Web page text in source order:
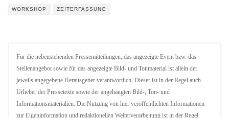
WORKSHOP ZEITERFASSUNG
Für die nebenstehenden Pressemitteilungen, das angezeigte Event bzw. das
Stellenangebot sowie für das angezeigte Bild- und Tonmaterial ist allein der
jeweils angegebene Herausgeber verantwortlich. Dieser ist in der Regel auch
Urheber der Pressetexte sowie der angehängten Bild-, Ton- und
Informationsmaterialien. Die Nutzung von hier veröffentlichten Informationen
zur Eigeninformation und redaktionellen Weiterverarbeitung ist in der Regel